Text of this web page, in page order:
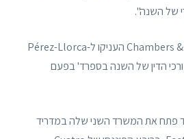
של השנה".
בשנת 2017, Chambers & Partners העניקו ל-Pérez-Llorca
הדין של השנה בספרד' בפעם
2018, המשרד פתח את המשרד השני שלה במדריד